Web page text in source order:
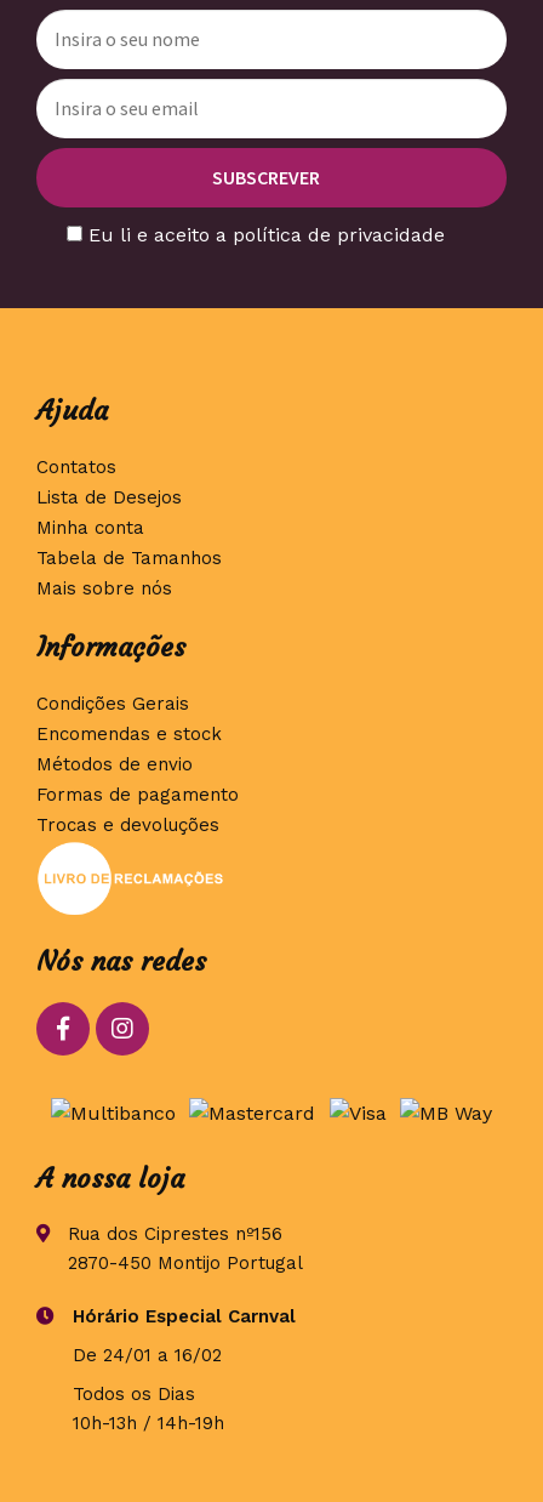
Eu li e aceito a política de privacidade
Ajuda
Contatos
Lista de Desejos
Minha conta
Tabela de Tamanhos
Mais sobre nós
Informações
Condições Gerais
Encomendas e stock
Métodos de envio
Formas de pagamento
Trocas e devoluções
Nós nas redes
A nossa loja
Rua dos Ciprestes nº156
2870-450 Montijo Portugal
Hórário Especial Carnval
De 24/01 a 16/02
Todos os Dias
10h-13h / 14h-19h